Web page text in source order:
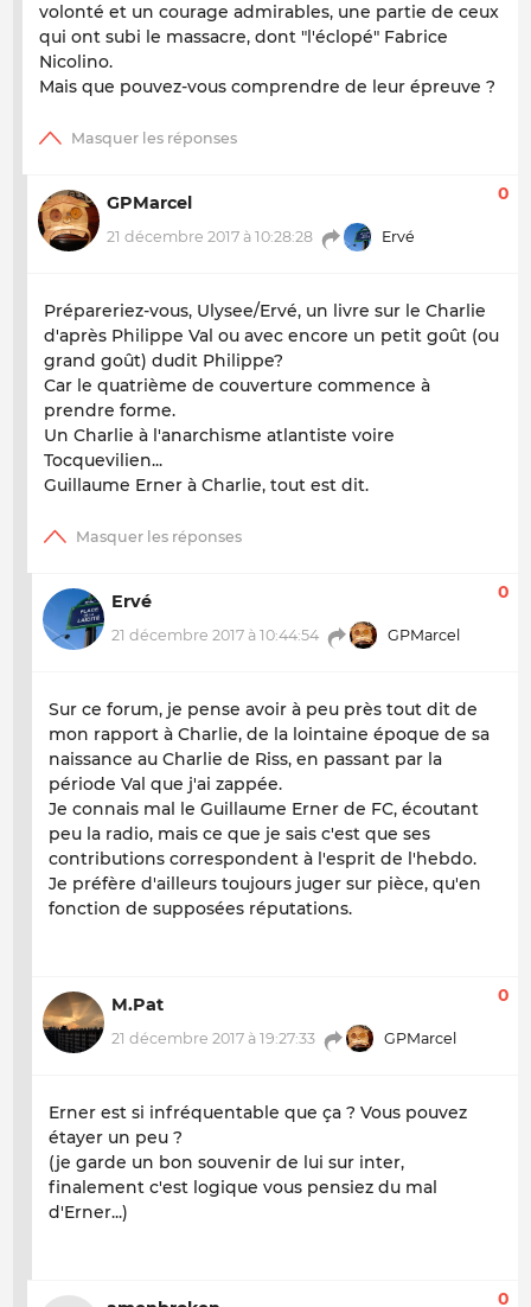
volonté et un courage admirables, une partie de ceux
qui ont subi le massacre, dont "l'éclopé" Fabrice
Nicolino.
Mais que pouvez-vous comprendre de leur épreuve ?
GPMarcel
21 décembre 2017 à 10:28:28 Ervé
0
Prépareriez-vous, Ulysee/Ervé, un livre sur le Charlie
d'après Philippe Val ou avec encore un petit goût (ou
grand goût) dudit Philippe?
Car le quatrième de couverture commence à
prendre forme.
Un Charlie à l'anarchisme atlantiste voire
Tocquevilien...
Guillaume Erner à Charlie, tout est dit.
Ervé
21 décembre 2017 à 10:44:54 GPMarcel
0
Sur ce forum, je pense avoir à peu près tout dit de
mon rapport à Charlie, de la lointaine époque de sa
naissance au Charlie de Riss, en passant par la
période Val que j'ai zappée.
Je connais mal le Guillaume Erner de FC, écoutant
peu la radio, mais ce que je sais c'est que ses
contributions correspondent à l'esprit de l'hebdo.
Je préfère d'ailleurs toujours juger sur pièce, qu'en
fonction de supposées réputations.
M.Pat
21 décembre 2017 à 19:27:33 GPMarcel
0
Erner est si infréquentable que ça ? Vous pouvez
étayer un peu ?
(je garde un bon souvenir de lui sur inter,
finalement c'est logique vous pensiez du mal
d'Erner...)
0